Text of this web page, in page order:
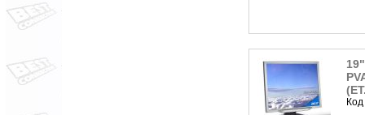
Код